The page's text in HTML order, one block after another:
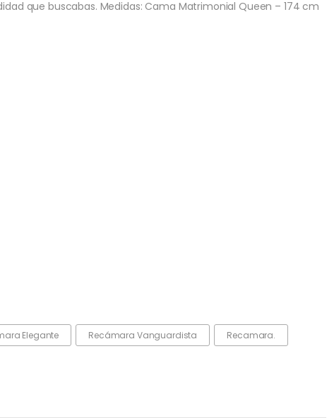
que buscabas. Medidas: Cama Matrimonial Queen – 174 cm
Elegante Recámara Vanguardista Recamara.